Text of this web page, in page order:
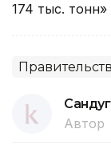
174 тыс. тонн»
Автор